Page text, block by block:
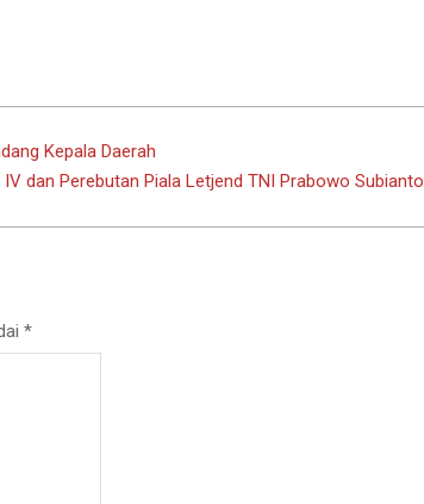
Kepala Daerah
dan Perebutan Piala Letjend TNI Prabowo Subianto
*